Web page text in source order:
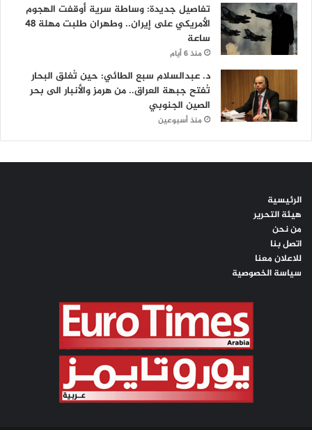
تفاصيل جديدة: وساطة سرية أوقفت الهجوم
الأمريكي على إيران.. وطهران طلبت مهلة 48
ساعة
منذ 6 أيام
د. عبدالسلام سبع الطائي: حين تُغلق البحار
تُفتح جبهة العراق.. من هرمز والأنبار الى بحر
الصين الجنوبي
منذ أسبوعين
الرئيسية
هيئة التحرير
من نحن
اتصل بنا
للاعلان معنا
سياسة الخصوصية